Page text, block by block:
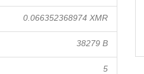
0.066352368974 XMR
38279 B
5